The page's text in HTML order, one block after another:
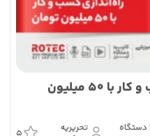
آموزش کامل راه اندازی کسب و کار با 50 میلیون
دستگاه
تحریریه